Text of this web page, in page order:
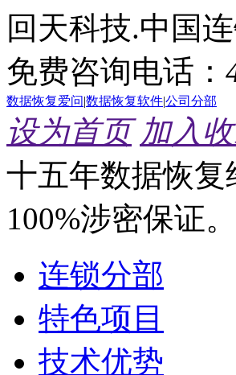
回天科技.中国
免费咨询电话：
数据恢复爱问|数据恢复软件|公司分部
设为首页 加入
十五年数据恢
100%涉密保证。
连锁分部
特色项目
技术优势